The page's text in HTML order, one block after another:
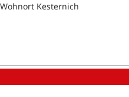
Kesternich